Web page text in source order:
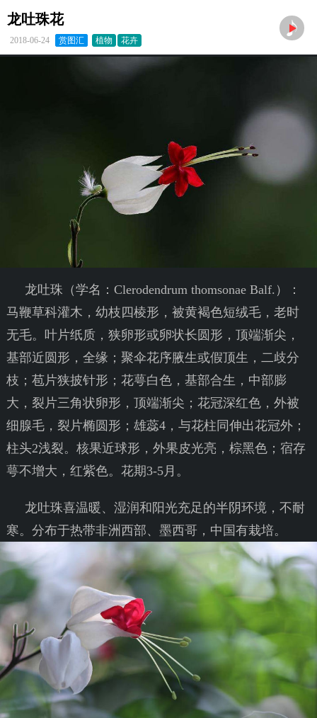
龙吐珠花
2018-06-24 赏图汇 植物 花卉
龙吐珠（学名：Clerodendrum thomsonae Balf.）：
马鞭草科灌木，幼枝四棱形，被黄褐色短绒毛，老时
无毛。叶片纸质，狭卵形或卵状长圆形，顶端渐尖，
基部近圆形，全缘；聚伞花序腋生或假顶生，二歧分
枝；苞片狭披针形；花萼白色，基部合生，中部膨
大，裂片三角状卵形，顶端渐尖；花冠深红色，外被
细腺毛，裂片椭圆形；雄蕊4，与花柱同伸出花冠外；
柱头2浅裂。核果近球形，外果皮光亮，棕黑色；宿存
萼不增大，红紫色。花期3-5月。
龙吐珠喜温暖、湿润和阳光充足的半阴环境，不耐
寒。分布于热带非洲西部、墨西哥，中国有栽培。